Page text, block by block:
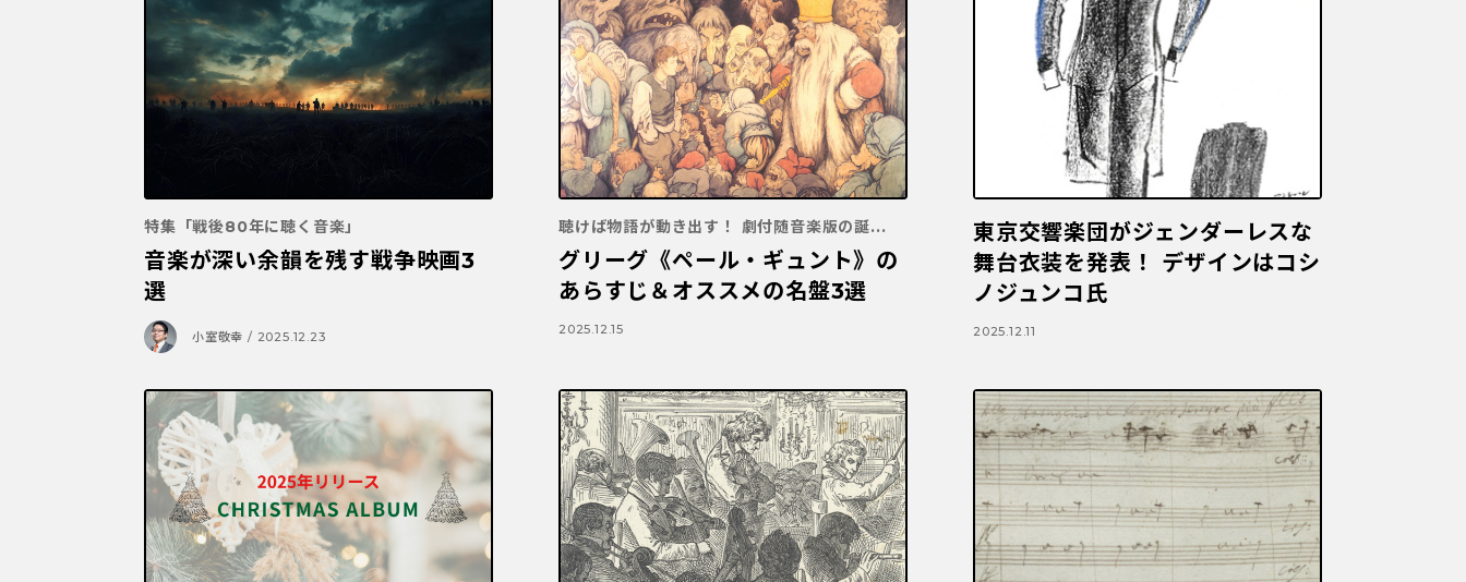
特集「戦後80年に聴く音楽」
音楽が深い余韻を残す戦争映画3
選
小室敬幸 / 2025.12.23
聴けば物語が動き出す！ 劇付随音楽版の誕...
グリーグ《ペール・ギュント》の
あらすじ＆オススメの名盤3選
2025.12.15
東京交響楽団がジェンダーレスな
舞台衣装を発表！ デザインはコシ
ノジュンコ氏
2025.12.11